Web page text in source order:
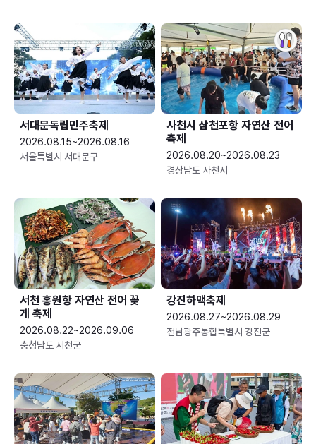
서대문독립민주축제
2026.08.15~2026.08.16
서울특별시 서대문구
사천시 삼천포항 자연산 전어
축제
2026.08.20~2026.08.23
경상남도 사천시
서천 홍원항 자연산 전어 꽃
게 축제
2026.08.22~2026.09.06
충청남도 서천군
강진하맥축제
2026.08.27~2026.08.29
전남광주통합특별시 강진군